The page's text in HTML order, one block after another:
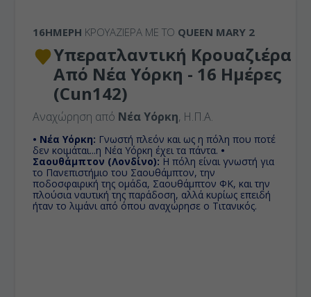
16ΉΜΕΡΗ ΚΡΟΥΑΖΙΕΡΑ ΜΕ ΤΟ QUEEN MARY 2
Υπερατλαντική Κρουαζιέρα
Από Νέα Υόρκη - 16 Ημέρες
(Cun142)
Αναχώρηση από Νέα Υόρκη, Η.Π.Α.
• Νέα Υόρκη: Γνωστή πλεόν και ως η πόλη που ποτέ
δεν κοιμάται...η Νέα Υόρκη έχει τα πάντα. •
Σαουθάμπτον (Λονδίνο):H πόλη είναι γνωστή για
το Πανεπιστήμιο του Σαουθάμπτον, την
ποδοσφαιρική της ομάδα, Σαουθάμπτον ΦΚ, και την
πλούσια ναυτική της παράδοση, αλλά κυρίως επειδή
ήταν το λιμάνι από όπου αναχώρησε ο Τιτανικός.